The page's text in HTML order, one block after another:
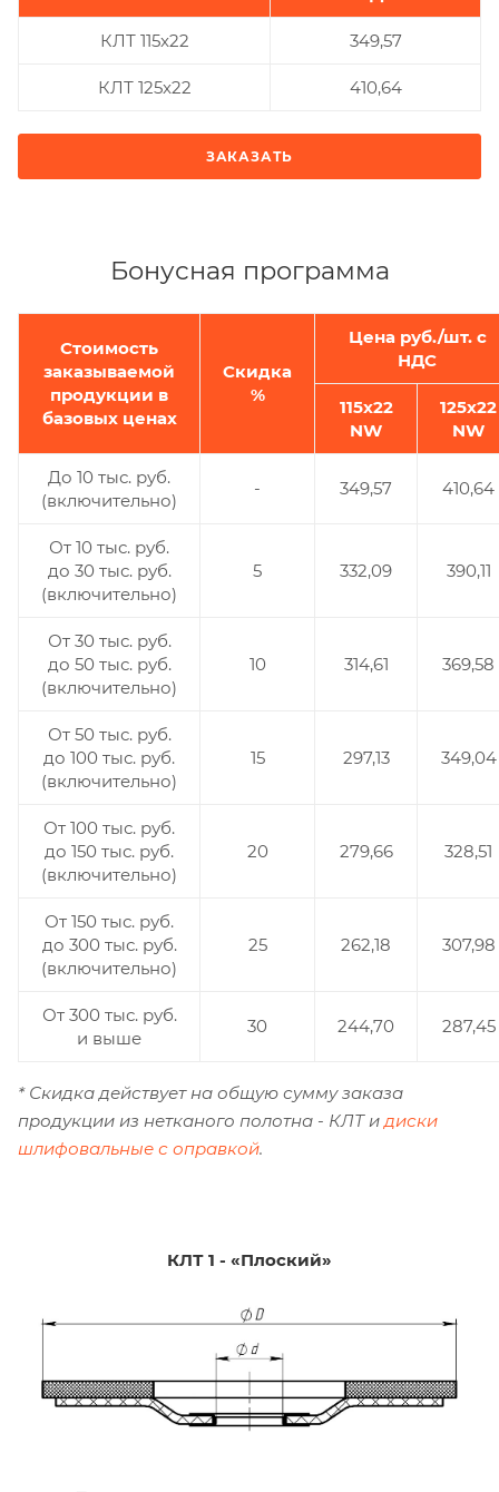
КЛТ 115x22 349,57
КЛТ 125x22 410,64
ЗАКАЗАТЬ
Бонусная программа
Стоимость
заказываемой
продукции в
базовых ценах
Скидка
%
Цена руб./шт. с
НДС
115x22
NW
125x22
NW
До 10 тыс. руб.
(включительно)
- 349,57 410,64
От 10 тыс. руб.
до 30 тыс. руб.
(включительно)
5 332,09 390,11
От 30 тыс. руб.
до 50 тыс. руб.
(включительно)
10 314,61 369,58
От 50 тыс. руб.
до 100 тыс. руб.
(включительно)
15 297,13 349,04
От 100 тыс. руб.
до 150 тыс. руб.
(включительно)
20 279,66 328,51
От 150 тыс. руб.
до 300 тыс. руб.
(включительно)
25 262,18 307,98
От 300 тыс. руб.
и выше
30 244,70 287,45
* Скидка действует на общую сумму заказа
продукции из нетканого полотна - КЛТ идиски
шлифовальные с оправкой.
КЛТ 1 - «Плоский»